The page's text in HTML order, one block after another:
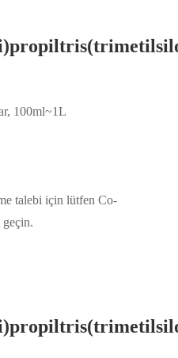
100ml~1L
talebi için lütfen Co-